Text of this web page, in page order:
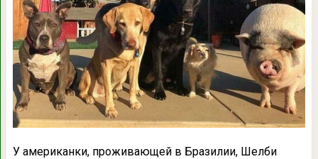
У американки, проживающей в Бразилии, Шелби